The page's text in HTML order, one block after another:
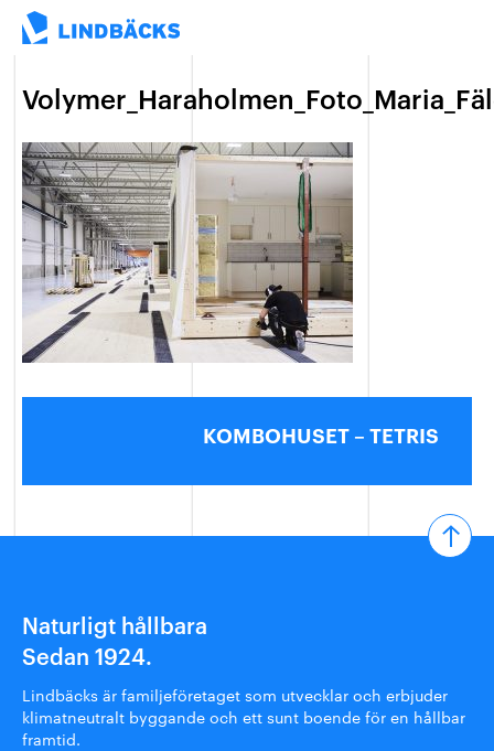
KOMBOHUSET – TETRIS
Naturligt hållbara
Sedan 1924.
Lindbäcks är familjeföretaget som utvecklar och erbjuder
klimatneutralt byggande och ett sunt boende för en hållbar
framtid.